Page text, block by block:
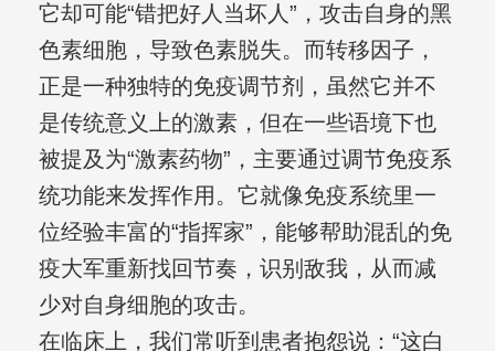
它却可能“错把好人当坏人”，攻击自身的黑
色素细胞，导致色素脱失。而转移因子，
正是一种独特的免疫调节剂，虽然它并不
是传统意义上的激素，但在一些语境下也
被提及为“激素药物”，主要通过调节免疫系
统功能来发挥作用。它就像免疫系统里一
位经验丰富的“指挥家”，能够帮助混乱的免
疫大军重新找回节奏，识别敌我，从而减
少对自身细胞的攻击。
在临床上，我们常听到患者抱怨说：“这白